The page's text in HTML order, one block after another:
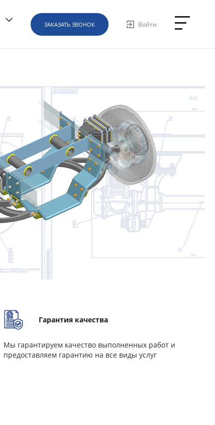
ЗАКАЗАТЬ ЗВОНОК Войти
Гарантия качества
Мы гарантируем качество выполненных работ и
предоставляем гарантию на все виды услуг